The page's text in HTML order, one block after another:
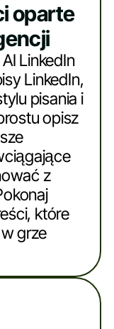
oparte
LinkedIn
LinkedIn,
pisania i
opisz
z
które
grze